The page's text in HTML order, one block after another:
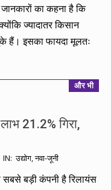
का कहना है कि
ज्यादातर किसान
हैं। इसका फायदा मूलतः
और भी
21.2% गिरा,
IN: उद्योग,नवा-जूनी
बड़ी कंपनी है रिलायंस